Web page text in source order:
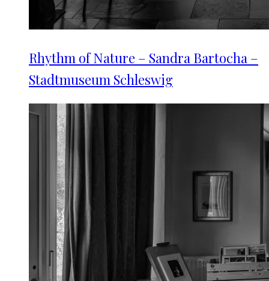
Rhythm of Nature – Sandra Bartocha –
Stadtmuseum Schleswig